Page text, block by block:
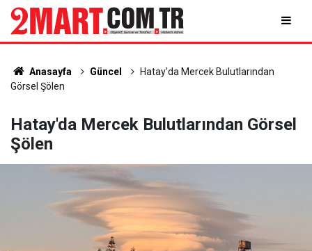
Anasayfa Güncel
Hatay'da Mercek Bulutlarından
Görsel Şölen
Hatay'da Mercek Bulutlarından Görsel
Şölen